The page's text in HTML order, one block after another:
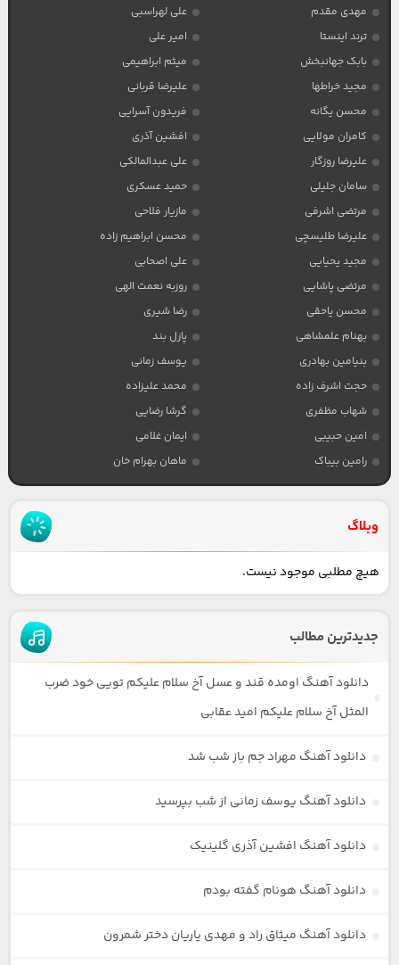
مهدی مقدم
علی لهراسبی
ترند اینستا
امیر علی
بابک جهانبخش
میثم ابراهیمی
مجید خراطها
علیرضا قربانی
محسن یگانه
فریدون آسرایی
کامران مولایی
افشین آذری
علیرضا روزگار
علی عبدالمالکی
سامان جلیلی
حمید عسکری
مرتضی اشرفی
مازیار فلاحی
علیرضا طلیسچی
محسن ابراهیم زاده
مجید یحیایی
علی اصحابی
مرتضی پاشایی
روزبه نعمت الهی
محسن یاحقی
رضا شیری
بهنام علمشاهی
پازل بند
بنیامین بهادری
یوسف زمانی
حجت اشرف زاده
محمد علیزاده
شهاب مظفری
گرشا رضایی
امین حبیبی
ایمان غلامی
رامین بیباک
ماهان بهرام خان
وبلاگ
هیچ مطلبی موجود نیست.
جدیدترین مطالب
دانلود آهنگ اومده قند و عسل آخ سلام علیکم تویی خود ضرب
المثل آخ سلام علیکم امید عقابی
دانلود آهنگ مهراد جم باز شب شد
دانلود آهنگ یوسف زمانی از شب بپرسید
دانلود آهنگ افشین آذری گلینیک
دانلود آهنگ هونام گفته بودم
دانلود آهنگ میثاق راد و مهدی یاریان دختر شمرون